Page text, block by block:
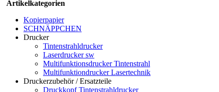
Artikelkategorien
Kopierpapier
SCHNÄPPCHEN
Drucker
Tintenstrahldrucker
Laserdrucker sw
Multifunktionsdrucker Tintenstrahl
Multifunktiondrucker Lasertechnik
Druckerzubehör / Ersatzteile
Druckkopf Tintenstrahldrucker